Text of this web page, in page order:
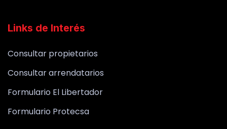
Links de Interés
Consultar propietarios
Consultar arrendatarios
Formulario El Libertador
Formulario Protecsa